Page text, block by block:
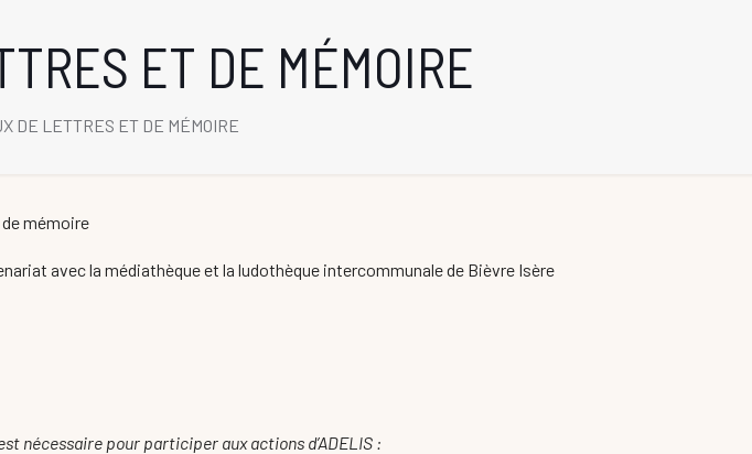
ET DE MÉMOIRE
DE LETTRES ET DE MÉMOIRE
mémoire
avec la médiathèque et la ludothèque intercommunale de Bièvre Isère
nécessaire pour participer aux actions d’ADELIS :